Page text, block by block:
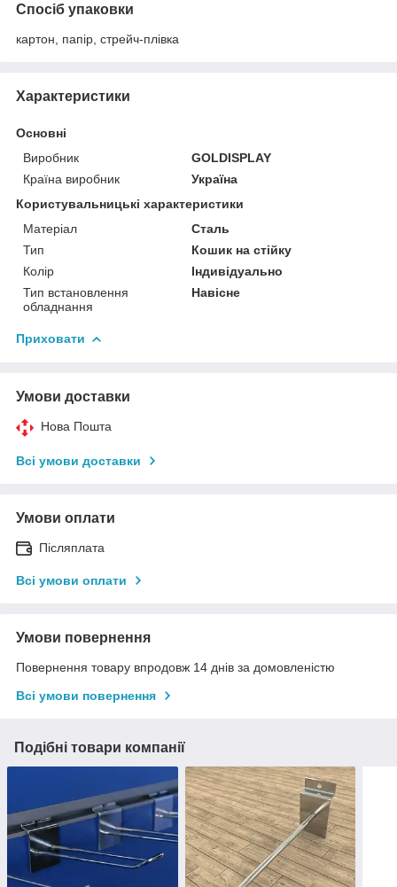
Спосіб упаковки
картон, папір, стрейч-плівка
Характеристики
Основні
Виробник
GOLDISPLAY
Країна виробник
Україна
Користувальницькі характеристики
Матеріал
Сталь
Тип
Кошик на стійку
Колір
Індивідуально
Тип встановлення
обладнання
Навісне
Приховати
Умови доставки
Нова Пошта
Всі умови доставки
Умови оплати
Післяплата
Всі умови оплати
Умови повернення
Повернення товару впродовж 14 днів за домовленістю
Всі умови повернення
Подібні товари компанії